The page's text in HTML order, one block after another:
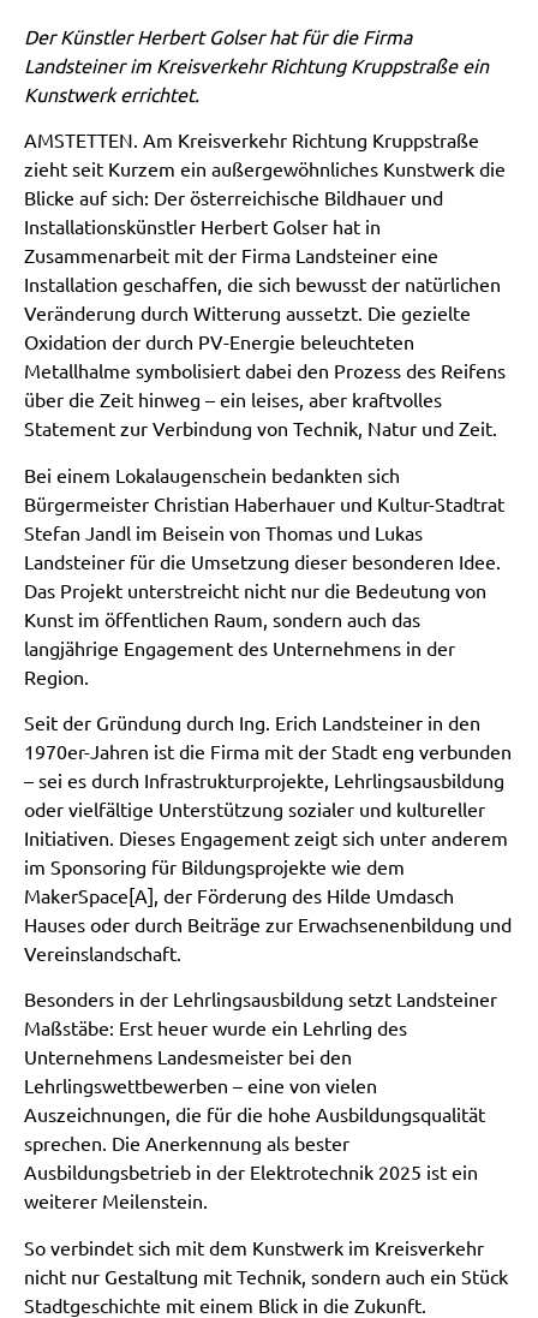
Der Künstler Herbert Golser hat für die Firma
Landsteiner im Kreisverkehr Richtung Kruppstraße ein
Kunstwerk errichtet.
AMSTETTEN. Am Kreisverkehr Richtung Kruppstraße
zieht seit Kurzem ein außergewöhnliches Kunstwerk die
Blicke auf sich: Der österreichische Bildhauer und
Installationskünstler Herbert Golser hat in
Zusammenarbeit mit der Firma Landsteiner eine
Installation geschaffen, die sich bewusst der natürlichen
Veränderung durch Witterung aussetzt. Die gezielte
Oxidation der durch PV-Energie beleuchteten
Metallhalme symbolisiert dabei den Prozess des Reifens
über die Zeit hinweg – ein leises, aber kraftvolles
Statement zur Verbindung von Technik, Natur und Zeit.
Bei einem Lokalaugenschein bedankten sich
Bürgermeister Christian Haberhauer und Kultur-Stadtrat
Stefan Jandl im Beisein von Thomas und Lukas
Landsteiner für die Umsetzung dieser besonderen Idee.
Das Projekt unterstreicht nicht nur die Bedeutung von
Kunst im öffentlichen Raum, sondern auch das
langjährige Engagement des Unternehmens in der
Region.
Seit der Gründung durch Ing. Erich Landsteiner in den
1970er-Jahren ist die Firma mit der Stadt eng verbunden
– sei es durch Infrastrukturprojekte, Lehrlingsausbildung
oder vielfältige Unterstützung sozialer und kultureller
Initiativen. Dieses Engagement zeigt sich unter anderem
im Sponsoring für Bildungsprojekte wie dem
MakerSpace[A], der Förderung des Hilde Umdasch
Hauses oder durch Beiträge zur Erwachsenenbildung und
Vereinslandschaft.
Besonders in der Lehrlingsausbildung setzt Landsteiner
Maßstäbe: Erst heuer wurde ein Lehrling des
Unternehmens Landesmeister bei den
Lehrlingswettbewerben – eine von vielen
Auszeichnungen, die für die hohe Ausbildungsqualität
sprechen. Die Anerkennung als bester
Ausbildungsbetrieb in der Elektrotechnik 2025 ist ein
weiterer Meilenstein.
So verbindet sich mit dem Kunstwerk im Kreisverkehr
nicht nur Gestaltung mit Technik, sondern auch ein Stück
Stadtgeschichte mit einem Blick in die Zukunft.